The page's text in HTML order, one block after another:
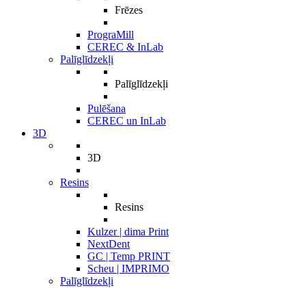
Frēzes
PrograMill
CEREC & InLab
Palīglīdzekļi
Palīglīdzekļi
Pulēšana
CEREC un InLab
3D
3D
Resins
Resins
Kulzer | dima Print
NextDent
GC | Temp PRINT
Scheu | IMPRIMO
Palīglīdzekļi